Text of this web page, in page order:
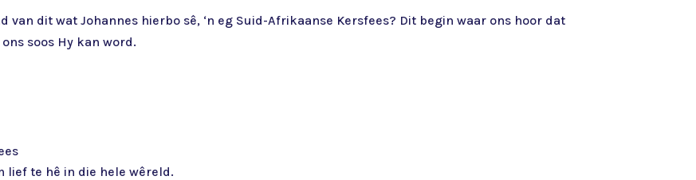
van dit wat Johannes hierbo sê, ‘n eg Suid-Afrikaanse Kersfees? Dit begin waar ons hoor dat
soos Hy kan word.
lief te hê in die hele wêreld.